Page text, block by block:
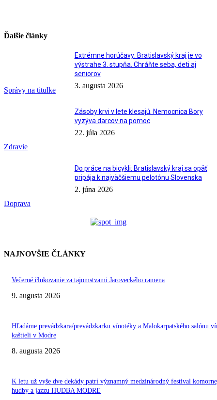
Ďalšie články
Správy na titulke
Extrémne horúčavy: Bratislavský kraj je vo
výstrahe 3. stupňa. Chráňte seba, deti aj
seniorov
3. augusta 2026
Zdravie
Zásoby krvi v lete klesajú. Nemocnica Bory
vyzýva darcov na pomoc
22. júla 2026
Doprava
Do práce na bicykli: Bratislavský kraj sa opäť
pripája k najväčšiemu pelotónu Slovenska
2. júna 2026
NAJNOVŠIE ČLÁNKY
Večerné člnkovanie za tajomstvami Jaroveckého ramena
9. augusta 2026
Hľadáme prevádzkara/prevádzkarku vínotéky a Malokarpatského salónu
kaštieli v Modre
8. augusta 2026
K letu už vyše dve dekády patrí významný medzinárodný festival
hudby a jazzu HUDBA MODRE